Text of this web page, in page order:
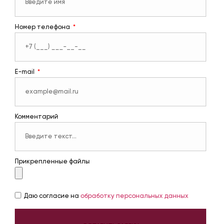
Номер телефона
E-mail
Комментарий
Прикрепленные файлы
Даю согласие на обработку персональных данных